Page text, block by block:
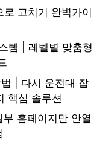
고치기 완벽가이
템 | 레벨별 맞춤형
| 다시 운전대 잡
핵심 솔루션
홈페이지만 안열